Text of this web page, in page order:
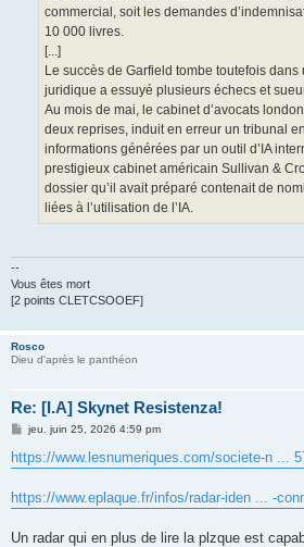
commercial, soit les demandes
10 000 livres.
[...]
Le succès de Garfield tombe toutefois
juridique a essuyé plusieurs échecs et
Au mois de mai, le cabinet d’avocats
deux reprises, induit en erreur un tribunal
informations générées par un outil d’IA
prestigieux cabinet américain Sullivan &
dossier qu’il avait préparé contenait de
liées à l’utilisation de l’IA.
--
Vous êtes mort
[2 points CLETCSOOEF]
Rosco
Dieu d'après le panthéon
Re: [I.A] Skynet Resistenza!
M
s
s
g
e
jeu. juin 25, 2026 4:59 pm
https://www.lesnumeriques.com/societe-n ...
https://www.eplaque.fr/infos/radar-iden ... -
Un radar qui en plus de lire la plzque est